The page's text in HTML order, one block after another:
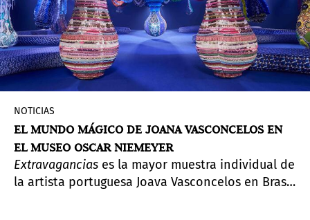
NOTICIAS
EL MUNDO MÁGICO DE JOANA VASCONCELOS EN
EL MUSEO OSCAR NIEMEYER
Extravagancias es la mayor muestra individual de
la artista portuguesa Joava Vasconcelos en Brasil,